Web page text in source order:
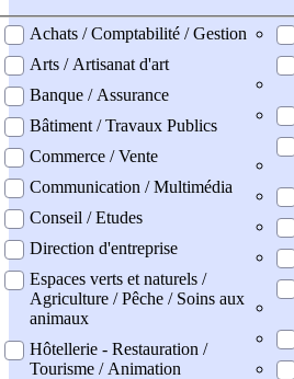
professionel
Achats / Comptabilité / Gestion
Arts / Artisanat d'art
Banque / Assurance
Bâtiment / Travaux Publics
Commerce / Vente
Communication / Multimédia
Conseil / Etudes
Direction d'entreprise
Espaces verts et naturels /
Agriculture / Pêche / Soins aux
animaux
Hôtellerie - Restauration /
Tourisme / Animation